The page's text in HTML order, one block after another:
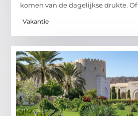
komen van de dagelijkse drukte. Of
Vakantie